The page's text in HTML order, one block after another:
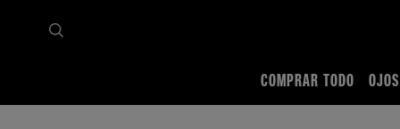
COMPRAR TODO OJOS
Fit Me Matte Poreless